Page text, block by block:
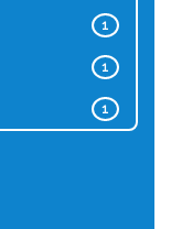
1
1
1